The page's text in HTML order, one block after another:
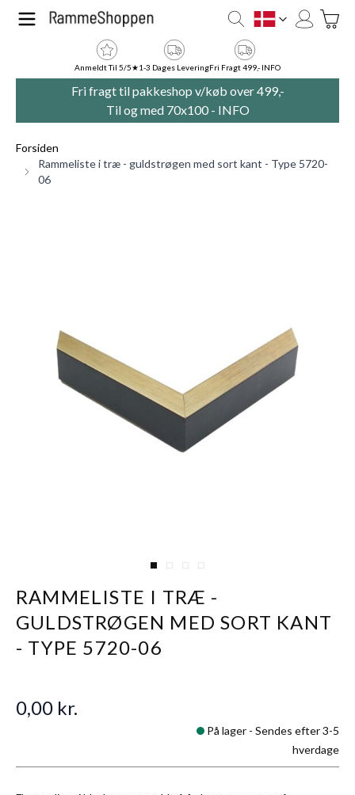
Skip to Content
DK
Anmeldt Til 5/5★1-3 Dages LeveringFri Fragt 499,- INFO
Fri fragt til pakkeshop v/køb over 499,-
Til og med 70x100 - INFO
Forsiden
Rammeliste i træ - guldstrøgen med sort kant - Type 5720-
06
View larger image
View larger image
View larger image
View larger image
RAMMELISTE I TRÆ -
GULDSTRØGEN MED SORT KANT
- TYPE 5720-06
0,00 kr.
På lager - Sendes efter 3-5
hverdage